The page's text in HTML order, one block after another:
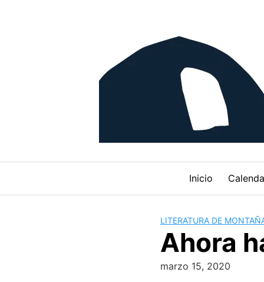
Inicio
LITERATURA DE
Ahora
marzo 15, 2020